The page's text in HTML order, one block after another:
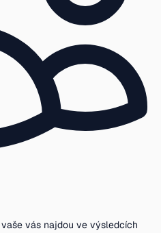
vás najdou ve výsledcích